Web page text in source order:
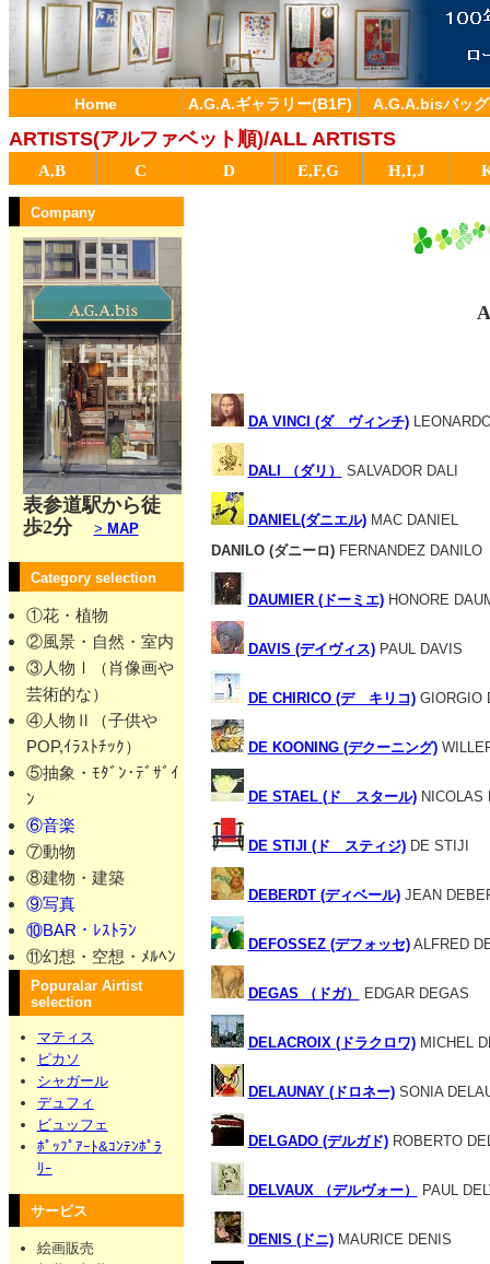
Home A.G.A.ギャラリー(B1F) A.G.A.bisバッ
ARTISTS(アルファベット順)/ALL ARTISTS
A,B C D E,F,G H,I,J
Company
表参道駅から徒
歩2分
> MAP
Category selection
①花・植物
②風景・自然・室内
③人物Ⅰ（肖像画や
芸術的な）
④人物Ⅱ（子供や
POP,ｲﾗｽﾄﾁｯｸ）
⑤抽象・ﾓﾀﾞﾝ･ﾃﾞｻﾞｲ
ﾝ
⑥音楽
⑦動物
⑧建物・建築
⑨写真
⑩BAR・ﾚｽﾄﾗﾝ
⑪幻想・空想・ﾒﾙﾍﾝ
Popuralar Airtist
selection
マティス
ピカソ
シャガール
デュフィ
ビュッフェ
ﾎﾟｯﾌﾟｱｰﾄ&ｺﾝﾃﾝﾎﾟﾗ
ﾘｰ
サービス
絵画販売
DA VINCI (ダ ヴィンチ)
DALI （ダリ） SALVADOR DALI
DANIEL(ダニエル)MAC DANIEL
DANILO (ダニーロ)FERNANDEZ DANILO
DAUMIER (ドーミエ)HONORE
DAVIS (デイヴィス)PAUL DAVIS
DE CHIRICO (デ キリコ)GIORGIO
DE KOONING (デクーニング)
DE STAEL (ド スタール)NICOLAS
DE STIJI (ド スティジ)DE STIJI
DEBERDT (ディベール)JEAN
DEFOSSEZ (デフォッセ)ALFRED
DEGAS （ドガ） EDGAR DEGAS
DELACROIX (ドラクロワ)MICHEL
DELAUNAY (ドロネー)SONIA
DELGADO (デルガド)ROBERTO
DELVAUX （デルヴォー） PAUL
DENIS (ドニ)MAURICE DENIS